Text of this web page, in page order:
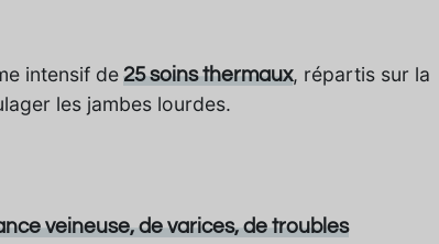
intensif de 25 soins thermaux, répartis sur la
les jambes lourdes.
veineuse, de varices, de troubles